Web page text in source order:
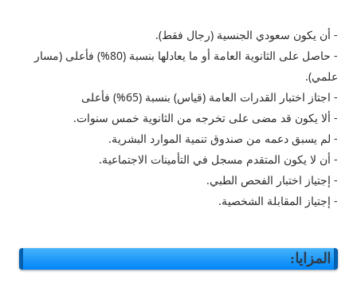
- أن يكون سعودي الجنسية (رجال فقط).
- حاصل على الثانوية العامة أو ما يعادلها بنسبة (80%) فأعلى (مسار
علمي).
- اجتاز اختبار القدرات العامة (قياس) بنسبة (65%) فأعلى
- ألا يكون قد مضى على تخرجه من الثانوية خمس سنوات.
- لم يسبق دعمه من صندوق تنمية الموارد البشرية.
- أن لا يكون المتقدم مسجل في التأمينات الاجتماعية.
- إجتياز اختبار الفحص الطبي.
- إجتياز المقابلة الشخصية.
المزايا: